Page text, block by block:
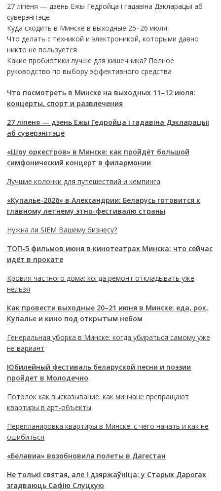
27 ліпеня — дзень Ежы Гедройца і гадавіна Дэкларацыі аб
суверэнітэце
Куда сходить в Минске в выходные 25–26 июля
Что делать с техникой и электроникой, которыми давно
никто не пользуется
Какие пробиотики лучше для кишечника? Полное
руководство по выбору эффективного средства
Что посмотреть в Минске на выходных 11–12 июля:
концерты, спорт и развлечения
27 ліпеня — дзень Ежы Гедройца і гадавіна Дэкларацыі
аб суверэнітэце
«Шоу оркестров» в Минске: как пройдёт большой
симфонический концерт в филармонии
Лучшие колонки для путешествий и кемпинга
«Купалье-2026» в Александрии: Беларусь готовится к
главному летнему этно-фестивалю страны
Нужна ли SIEM Вашему бизнесу?
ТОП-5 фильмов июня в кинотеатрах Минска: что сейчас
идёт в прокате
Кровля частного дома: когда ремонт откладывать уже
нельзя
Как провести выходные 20–21 июня в Минске: еда, рок,
Купалье и кино под открытым небом
Генеральная уборка в Минске: когда убираться самому уже
не вариант
Юбилейный фестиваль беларуской песни и поэзии
пройдет в Молодечно
Потолок как высказывание: как минчане превращают
квартиры в арт-объекты
Перепланировка квартиры в Минске: с чего начать и как не
ошибиться
«Белавиа» возобновила полеты в Дагестан
Не толькі святая, але і дзяржаўніца: у Старых Дарогах
згадваюць Сафію Слуцкую